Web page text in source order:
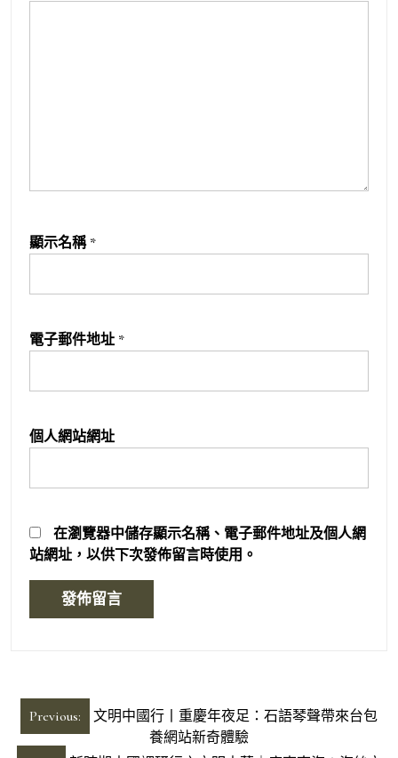
顯示名稱 *
電子郵件地址 *
個人網站網址
在瀏覽器中儲存顯示名稱、電子郵件地址及個人網
站網址，以供下次發佈留言時使用。
文
章
Previous:
文明中國行丨重慶年夜足：石語琴聲帶來台包
養網站新奇體驗